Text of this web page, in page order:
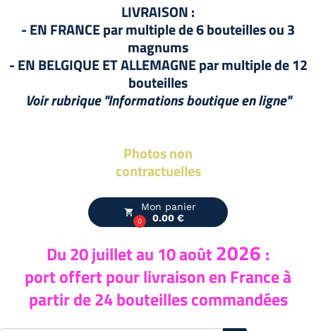
LIVRAISON :
- EN FRANCE par multiple de 6 bouteilles ou 3
magnums
- EN BELGIQUE ET ALLEMAGNE par multiple de 12
bouteilles
Voir rubrique "Informations boutique en ligne"
Photos non
contractuelles
local_grocery_store
0
Mon panier
0.00 €
Du 20juillet au 10 août2026 :
port offert pour livraison en France à
partir de 24 bouteilles commandées